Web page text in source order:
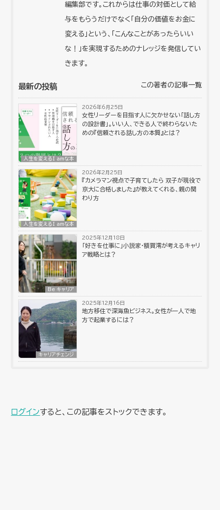
編集部です。これからは仕事の対価として給
与をもらうだけでなく「自分の価値をお金に
変える」という、「こんなことがあったらいい
な！」を実現するためのナレッジを発信してい
きます。
最新の投稿 この著者の記事一覧
人生を変えるI amな本
2026年6月25日
女性リーダーを目指す人に欠かせない「話し方
の設計書」。いい人、できる人で終わらないた
めの『信頼される話し方の本質』とは？
人生を変えるI amな本
2026年2月25日
『カメラマン視点で子育てしたら 双子が現役で
京大に合格しました』が教えてくれる、親の関
わり方
Be キャリア
2025年12月18日
「好きを仕事に」小説家・額賀澪が考えるキャリ
ア戦略とは？
キャリアチェンジ
2025年12月16日
地方移住で深海魚ビジネス。女性が一人で地
方で起業するには？
ログインすると、この記事をストックできます。